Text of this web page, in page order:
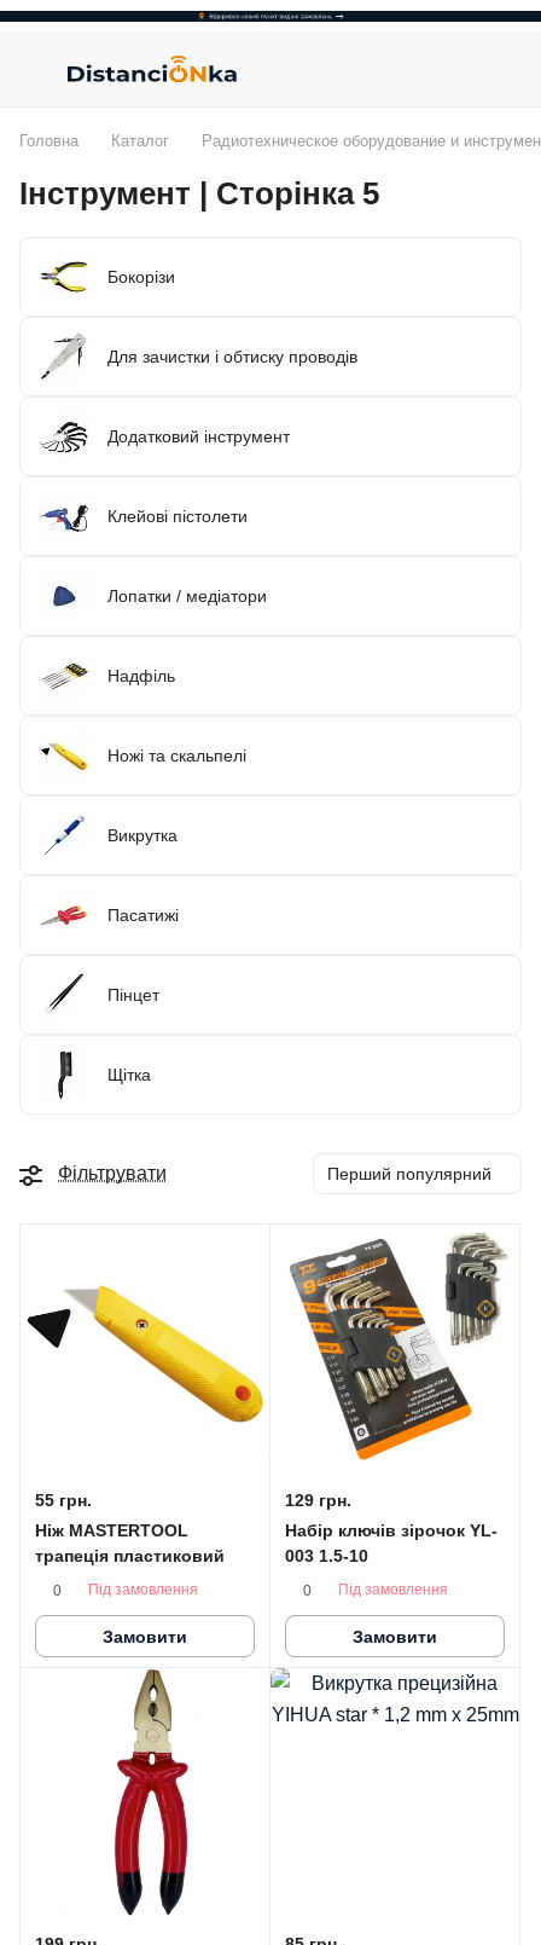
Головна Каталог Радиотехническое оборудование и
Інструмент | Сторінка 5
Бокорізи
Для зачистки і обтиску проводів
Додатковий інструмент
Клейові пістолети
Лопатки / медіатори
Надфіль
Ножі та скальпелі
Викрутка
Пасатижі
Пінцет
Щітка
Фільтрувати Перший популярний
55 грн.
Ніж MASTERTOOL
трапеція пластиковий
0 Під замовлення
Замовити
129 грн.
Набір ключів зірочок YL-
003 1.5-10
0 Під замовлення
Замовити